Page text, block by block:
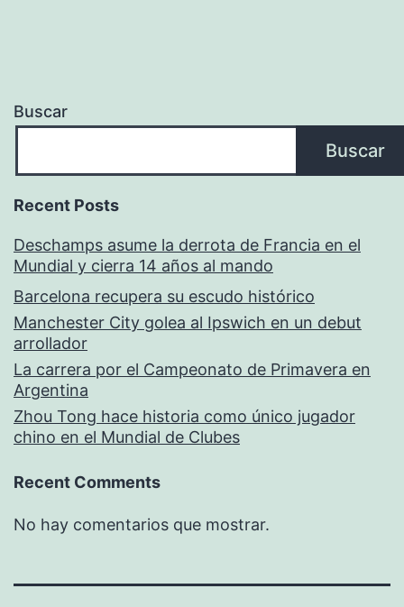
Buscar
Buscar
Recent Posts
Deschamps asume la derrota de Francia en el
Mundial y cierra 14 años al mando
Barcelona recupera su escudo histórico
Manchester City golea al Ipswich en un debut
arrollador
La carrera por el Campeonato de Primavera en
Argentina
Zhou Tong hace historia como único jugador
chino en el Mundial de Clubes
Recent Comments
No hay comentarios que mostrar.